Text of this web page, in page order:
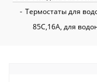
- Термостаты для
85C,16А, для